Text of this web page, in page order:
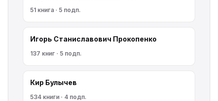
51 книга · 5 подп.
Игорь Станиславович Прокопенко
137 книг · 5 подп.
Кир Булычев
534 книги · 4 подп.